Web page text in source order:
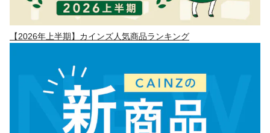
【2026年上半期】カインズ人気商品ランキング